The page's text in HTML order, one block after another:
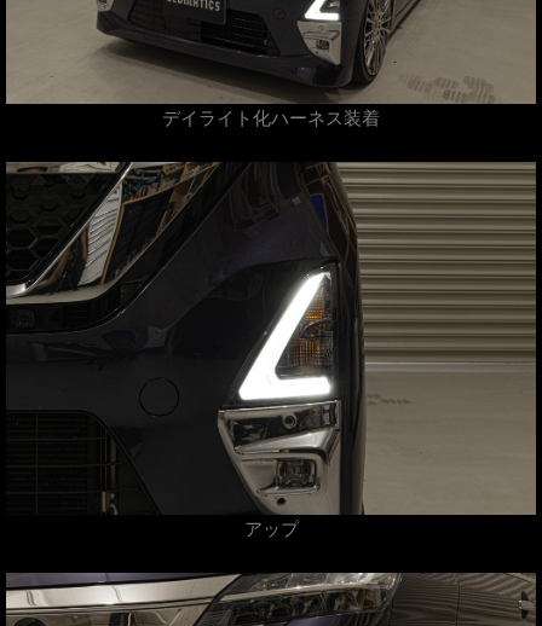
デイライト化ハーネス装着
アップ